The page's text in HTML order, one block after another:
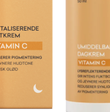
Greve Pharma-